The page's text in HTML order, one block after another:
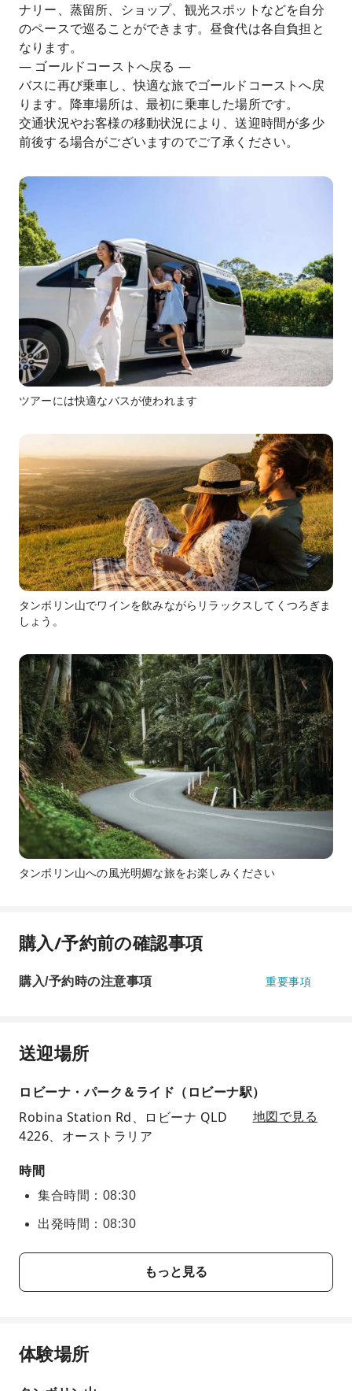
ナリー、蒸留所、ショップ、観光スポットなどを自分
のペースで巡ることができます。昼食代は各自負担と
なります。
— ゴールドコーストへ戻る —
バスに再び乗車し、快適な旅でゴールドコーストへ戻
ります。降車場所は、最初に乗車した場所です。
交通状況やお客様の移動状況により、送迎時間が多少
前後する場合がございますのでご了承ください。
ツアーには快適なバスが使われます
タンボリン山でワインを飲みながらリラックスしてくつろぎま
しょう。
タンボリン山への風光明媚な旅をお楽しみください
購入/予約前の確認事項
購入/予約時の注意事項 重要事項
送迎場所
ロビーナ・パーク＆ライド（ロビーナ駅）
Robina Station Rd、ロビーナ QLD
4226、オーストラリア
地図で見る
時間
集合時間：08:30
出発時間：08:30
もっと見る
体験場所